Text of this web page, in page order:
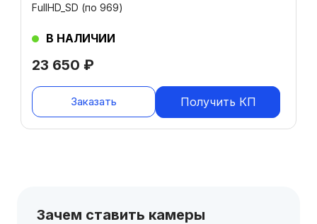
23 650 ₽
FullHD_SD (по 969)
В НАЛИЧИИ
Заказать Получить КП
Зачем ставить камеры